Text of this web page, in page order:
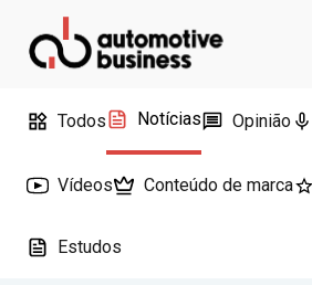
Todos Notícias Opinião
Vídeos Conteúdo de marca
Estudos